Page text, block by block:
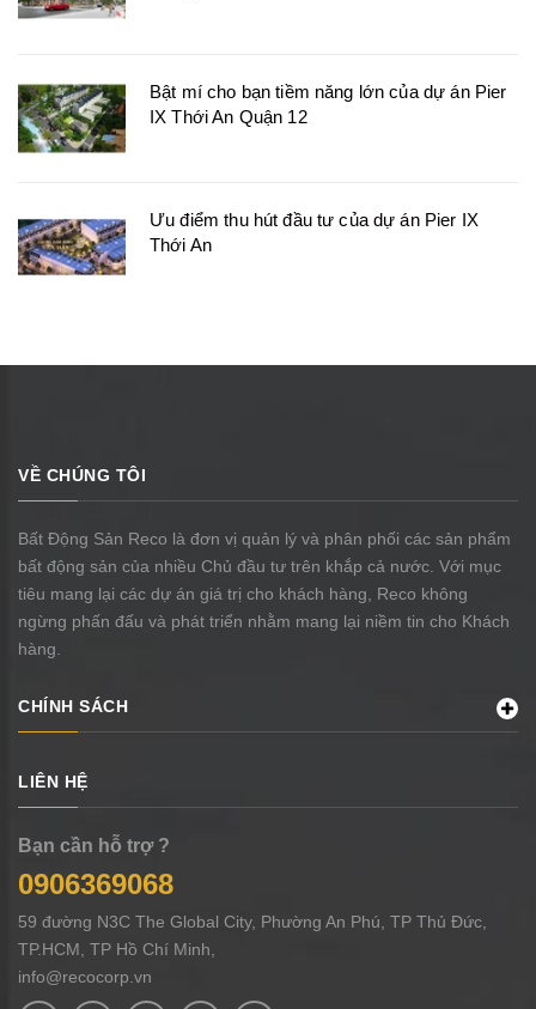
Bật mí cho bạn tiềm năng lớn của dự án Pier
IX Thới An Quận 12
Ưu điểm thu hút đầu tư của dự án Pier IX
Thới An
VỀ CHÚNG TÔI
Bất Động Sản Reco là đơn vị quản lý và phân phối các sản phẩm
bất động sản của nhiều Chủ đầu tư trên khắp cả nước. Với mục
tiêu mang lại các dự án giá trị cho khách hàng, Reco không
ngừng phấn đấu và phát triển nhằm mang lại niềm tin cho Khách
hàng.
CHÍNH SÁCH
LIÊN HỆ
Bạn cần hỗ trợ ?
0906369068
59 đường N3C The Global City, Phường An Phú, TP Thủ Đức,
TP.HCM, TP Hồ Chí Minh,
info@recocorp.vn